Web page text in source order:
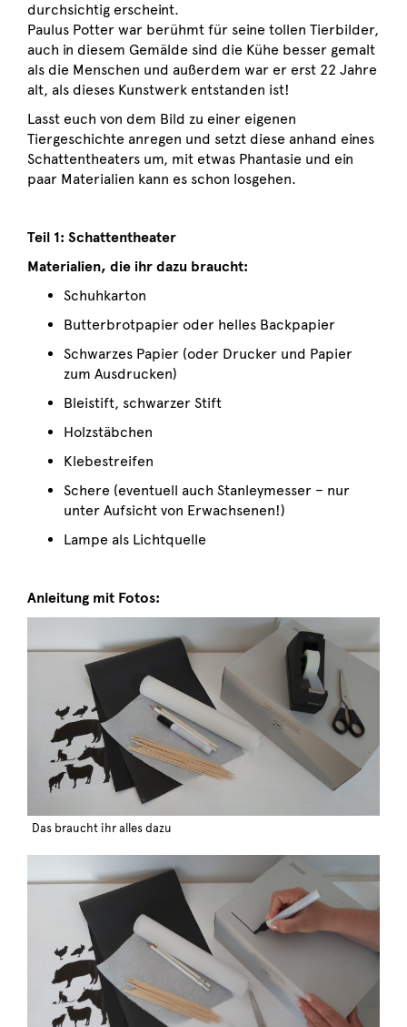
durchsichtig erscheint.
Paulus Potter war berühmt für seine tollen Tierbilder,
auch in diesem Gemälde sind die Kühe besser gemalt
als die Menschen und außerdem war er erst 22 Jahre
alt, als dieses Kunstwerk entstanden ist!
Lasst euch von dem Bild zu einer eigenen
Tiergeschichte anregen und setzt diese anhand eines
Schattentheaters um, mit etwas Phantasie und ein
paar Materialien kann es schon losgehen.
Teil 1: Schattentheater
Materialien, die ihr dazu braucht:
Schuhkarton
Butterbrotpapier oder helles Backpapier
Schwarzes Papier (oder Drucker und Papier
zum Ausdrucken)
Bleistift, schwarzer Stift
Holzstäbchen
Klebestreifen
Schere (eventuell auch Stanleymesser – nur
unter Aufsicht von Erwachsenen!)
Lampe als Lichtquelle
Anleitung mit Fotos:
Das braucht ihr alles dazu